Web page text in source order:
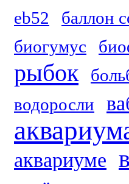
eb52 баллон
биогумус
рыбок
водоросли
аквариуме